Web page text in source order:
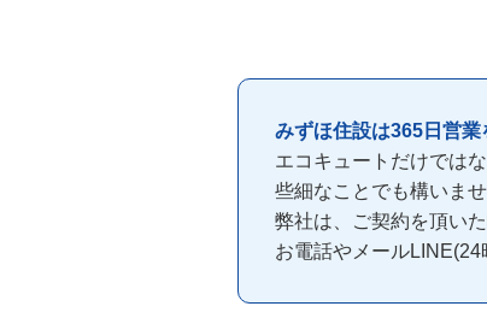
みずほ住設は365日営業
エコキュートだけでは
些細なことでも構いま
弊社は、ご契約を頂い
お電話やメール